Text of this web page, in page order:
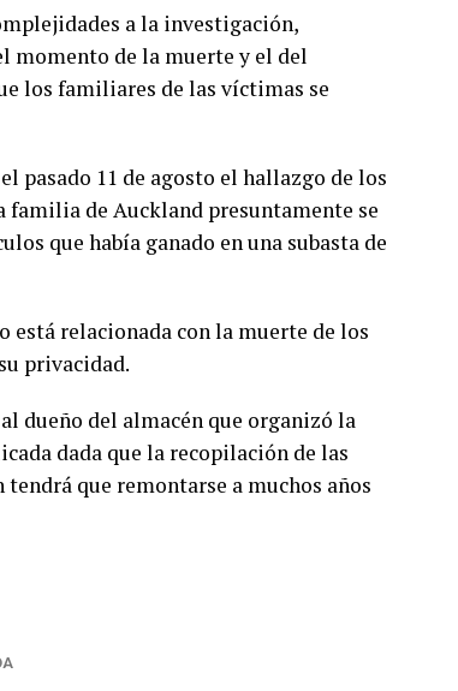
a la investigación,
momento de la muerte y el del
los familiares de las víctimas se
pasado 11 de agosto el hallazgo de los
familia de Auckland presuntamente se
que había ganado en una subasta de
está relacionada con la muerte de los
privacidad.
dueño del almacén que organizó la
dada que la recopilación de las
que remontarse a muchos años